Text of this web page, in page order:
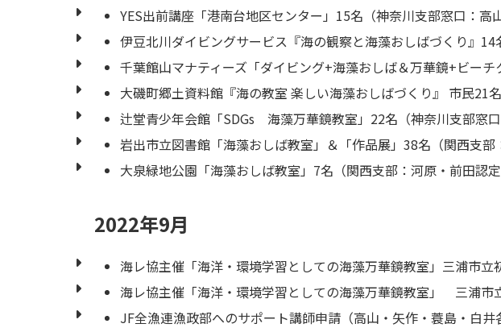
YES出前講座「港南台地区センター」15名（神奈川支部窓口：高
伊豆北川ダイビングサービス『海の観察と海藻おしばづくり』14
千葉館山マナティーズ「ダイビング+海藻おしば＆万華鏡+ビーチ
大磯町郷土資料館『海の教室 楽しい海藻おしばづくり』 市民21
辻堂青少年会館「SDGs 海藻万華鏡教室」22名（神奈川支部窓
岩出市立図書館「海藻おしば教室」＆「作品展」38名（関西支部
大泉緑地公園「海藻おしば教室」7名（関西支部：河原・前田認定
2022年9月
海レ協主催「海洋・環境学習としての海藻万華鏡教室」三浦市
海レ協主催「海洋・環境学習としての海藻万華鏡教室」 三浦市
JF全漁連漁政部へのサポート講師申請（高山・矢作・蓑島・白井